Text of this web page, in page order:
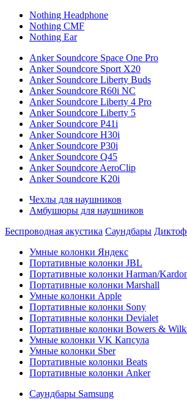
Nothing Headphone
Nothing CMF
Nothing Ear
Anker Soundcore Space One Pro
Anker Soundcore Sport X20
Anker Soundcore Liberty Buds
Anker Soundcore R60i NC
Anker Soundcore Liberty 4 Pro
Anker Soundcore Liberty 5
Anker Soundcore P41i
Anker Soundcore H30i
Anker Soundcore P30i
Anker Soundcore Q45
Anker Soundcore AeroClip
Anker Soundcore K20i
Чехлы для наушников
Амбушюры для наушников
Беспроводная акустика Саундбары
Умные колонки Яндекс
Портативные колонки JBL
Портативные колонки Harman/
Портативные колонки Marshall
Умные колонки Apple
Портативные колонки Sony
Портативные колонки Devialet
Портативные колонки Bowers &
Умные колонки VK Капсула
Умные колонки Sber
Портативные колонки Beats
Портативные колонки Anker
Саундбары Samsung